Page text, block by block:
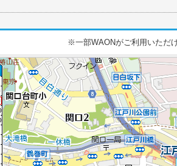
※一部WAONがご利用いただ